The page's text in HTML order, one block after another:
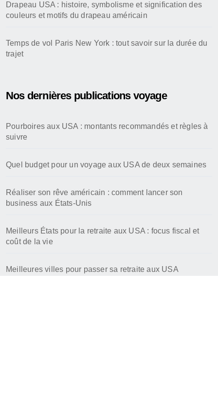
Drapeau USA : histoire, symbolisme et signification des
couleurs et motifs du drapeau américain
Temps de vol Paris New York : tout savoir sur la durée du
trajet
Nos dernières publications voyage
Pourboires aux USA : montants recommandés et règles à
suivre
Quel budget pour un voyage aux USA de deux semaines
Réaliser son rêve américain : comment lancer son
business aux États-Unis
Meilleurs États pour la retraite aux USA : focus fiscal et
coût de la vie
Meilleures villes pour passer sa retraite aux USA